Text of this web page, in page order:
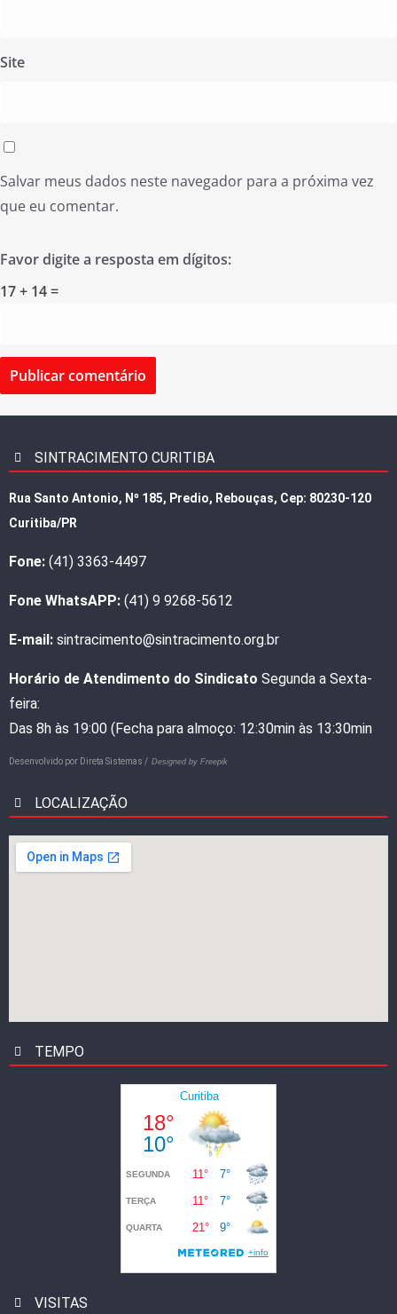
Site
Salvar meus dados neste navegador para a próxima vez
que eu comentar.
Favor digite a resposta em dígitos:
17 + 14 =
SINTRACIMENTO CURITIBA
Rua Santo Antonio, Nº 185, Predio, Rebouças, Cep: 80230-120
Curitiba/PR
Fone: (41) 3363-4497
Fone WhatsAPP: (41) 9 9268-5612
E-mail: sintracimento@sintracimento.org.br
Horário de Atendimento do Sindicato Segunda a Sexta-
feira:
Das 8h às 19:00 (Fecha para almoço: 12:30min às 13:30min
Desenvolvido por Direta Sistemas / Designed by Freepik
LOCALIZAÇÃO
TEMPO
VISITAS